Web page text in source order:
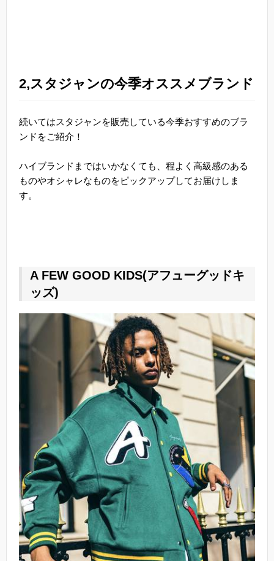
2,スタジャンの今季オススメブランド
続いてはスタジャンを販売している今季おすすめのブラ
ンドをご紹介！
ハイブランドまではいかなくても、程よく高級感のある
ものやオシャレなものをピックアップしてお届けしま
す。
A FEW GOOD KIDS(アフューグッドキ
ッズ)